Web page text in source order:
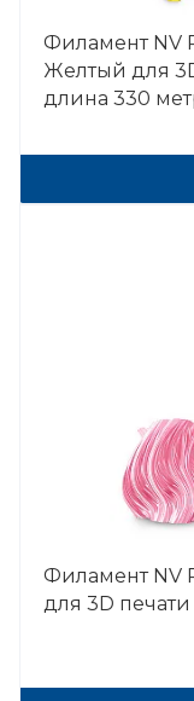
Филамент NV
Желтый для
длина 330
Филамент NV
для 3D